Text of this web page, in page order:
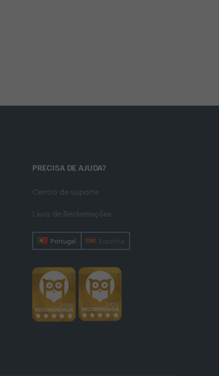
PRECISA DE AJUDA?
Centro de suporte
Livro de Reclamações
Portugal Espanha